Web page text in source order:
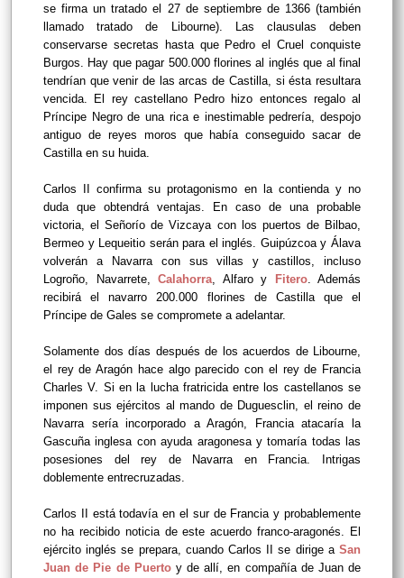
se firma un tratado el 27 de septiembre de 1366 (también
llamado tratado de Libourne). Las clausulas deben
conservarse secretas hasta que Pedro el Cruel conquiste
Burgos. Hay que pagar 500.000 florines al inglés que al final
tendrían que venir de las arcas de Castilla, si ésta resultara
vencida. El rey castellano Pedro hizo entonces regalo al
Príncipe Negro de una rica e inestimable pedrería, despojo
antiguo de reyes moros que había conseguido sacar de
Castilla en su huida.
Carlos II confirma su protagonismo en la contienda y no
duda que obtendrá ventajas.
En caso de una probable
victoria, el Señorío de Vizcaya con los puertos de Bilbao,
Bermeo y Lequeitio serán para el inglés. Guipúzcoa y Álava
volverán a Navarra con sus villas y castillos, incluso
Logroño, Navarrete, Calahorra, Alfaro y Fitero. Además
recibirá el navarro 200.000 florines de Castilla que el
Príncipe de Gales se compromete a adelantar.
Solamente dos días después de los acuerdos de Libourne,
el rey de Aragón hace algo parecido con el rey de Francia
Charles V. Si en la lucha fratricida entre los castellanos se
imponen sus ejércitos al mando de Duguesclin, el reino de
Navarra sería incorporado a Aragón, Francia atacaría la
Gascuña inglesa con ayuda aragonesa y tomaría todas las
posesiones del rey de Navarra en Francia. Intrigas
doblemente entrecruzadas.
Carlos II está todavía en el sur de Francia y probablemente
no ha recibido noticia de este acuerdo franco-aragonés. El
ejército inglés se prepara, cuando Carlos II se dirige a San
Juan de Pie de Puerto y de allí, en compañía de Juan de